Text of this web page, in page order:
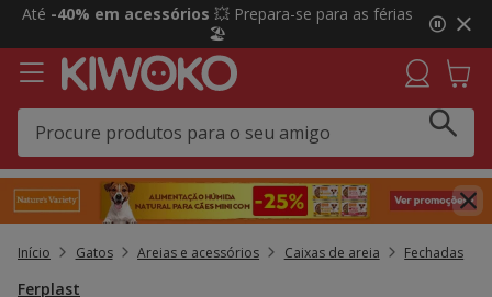
2
3,
mensagem,
Até -40% em acessórios 💥 Prepara-se para as férias
🏖️
Início Gatos Areias e acessórios Caixas de areia Fechadas
Ferplast